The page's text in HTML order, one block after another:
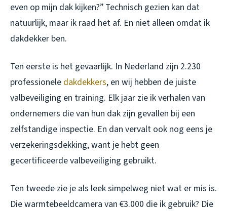
even op mijn dak kijken?” Technisch gezien kan dat
natuurlijk, maar ik raad het af. En niet alleen omdat ik
dakdekker ben.
Ten eerste is het gevaarlijk. In Nederland zijn 2.230
professionele dakdekkers, en wij hebben de juiste
valbeveiliging en training. Elk jaar zie ik verhalen van
ondernemers die van hun dak zijn gevallen bij een
zelfstandige inspectie. En dan vervalt ook nog eens je
verzekeringsdekking, want je hebt geen
gecertificeerde valbeveiliging gebruikt.
Ten tweede zie je als leek simpelweg niet wat er mis is.
Die warmtebeeldcamera van €3.000 die ik gebruik? Die